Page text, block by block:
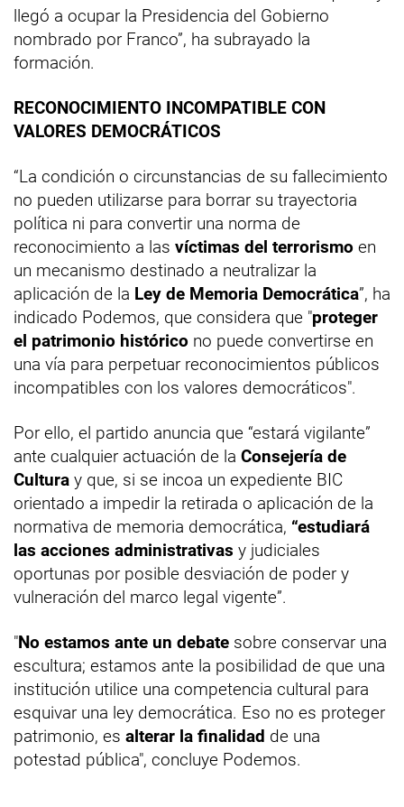
llegó a ocupar la Presidencia del Gobierno
nombrado por Franco”, ha subrayado la
formación.
RECONOCIMIENTO INCOMPATIBLE CON
VALORES DEMOCRÁTICOS
“La condición o circunstancias de su fallecimiento
no pueden utilizarse para borrar su trayectoria
política ni para convertir una norma de
reconocimiento a las víctimas del terrorismo en
un mecanismo destinado a neutralizar la
aplicación de la Ley de Memoria Democrática”, ha
indicado Podemos, que considera que "proteger
el patrimonio histórico no puede convertirse en
una vía para perpetuar reconocimientos públicos
incompatibles con los valores democráticos".
Por ello, el partido anuncia que “estará vigilante”
ante cualquier actuación de la Consejería de
Cultura y que, si se incoa un expediente BIC
orientado a impedir la retirada o aplicación de la
normativa de memoria democrática, “estudiará
las acciones administrativas y judiciales
oportunas por posible desviación de poder y
vulneración del marco legal vigente”.
"No estamos ante un debate sobre conservar una
escultura; estamos ante la posibilidad de que una
institución utilice una competencia cultural para
esquivar una ley democrática. Eso no es proteger
patrimonio, es alterar la finalidad de una
potestad pública", concluye Podemos.